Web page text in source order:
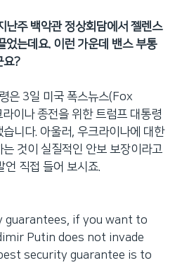
난주 백악관 정상회담에서 젤렌스
었는데요. 이런 가운데 밴스 부통
요?
은 3일 미국 폭스뉴스(Fox
이나 종전을 위한 트럼프 대통령
니다. 아울러, 우크라이나에 대한
것이 실질적인 안보 보장이라고
언 직접 들어 보시죠.
guarantees, if you want to
Putin does not invade
security guarantee is to